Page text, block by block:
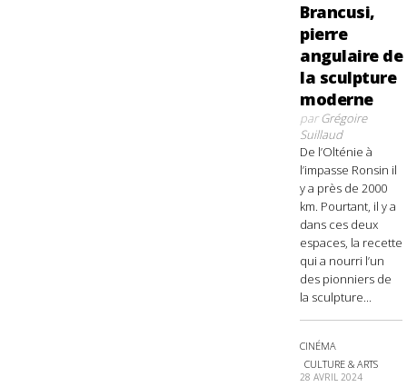
Brancusi,
pierre
angulaire de
la sculpture
moderne
parGrégoire
Suillaud
De l’Olténie à
l’impasse Ronsin il
y a près de 2000
km. Pourtant, il y a
dans ces deux
espaces, la recette
qui a nourri l’un
des pionniers de
la sculpture...
CINÉMA
CULTURE & ARTS
28 AVRIL 2024